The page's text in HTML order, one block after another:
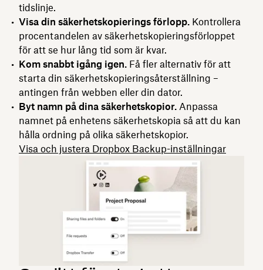
tidslinje.
Visa din säkerhetskopierings förlopp. Kontrollera
procentandelen av säkerhetskopieringsförloppet
för att se hur lång tid som är kvar.
Kom snabbt igång igen. Få fler alternativ för att
starta din säkerhetskopieringsåterställning –
antingen från webben eller din dator.
Byt namn på dina säkerhetskopior. Anpassa
namnet på enhetens säkerhetskopia så att du kan
hålla ordning på olika säkerhetskopior.
Visa och justera Dropbox Backup-inställningar